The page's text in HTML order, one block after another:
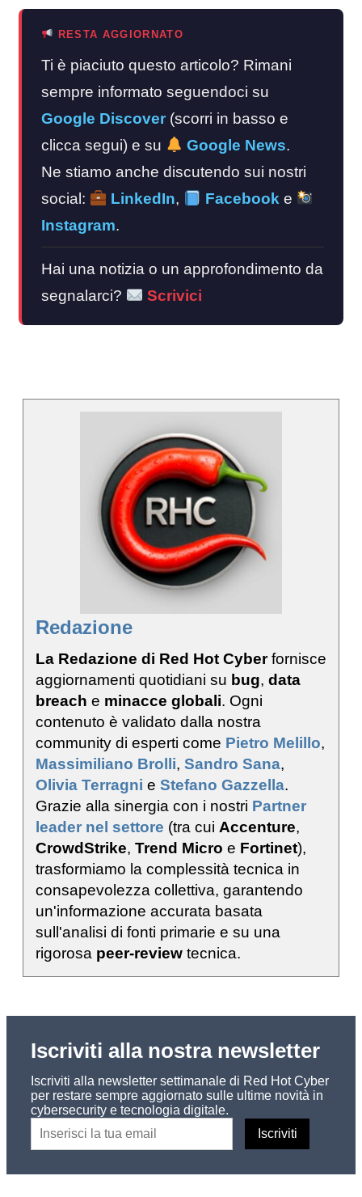
RESTA AGGIORNATO
Ti è piaciuto questo articolo? Rimani
sempre informato seguendoci su
Google Discover (scorri in basso e
clicca segui) e su
Google News.
Ne stiamo anche discutendo sui nostri
social:
LinkedIn, Facebook e
Instagram.
Hai una notizia o un approfondimento da
segnalarci?
Scrivici
Redazione
La Redazione di Red Hot Cyberfornisce
aggiornamenti quotidiani su bug, data
breach e minacce globali. Ogni
contenuto è validato dalla nostra
community di esperti come Pietro Melillo,
Massimiliano Brolli, Sandro Sana,
Olivia Terragni e Stefano Gazzella.
Grazie alla sinergia con i nostri Partner
leader nel settore (tra cui Accenture,
CrowdStrike, Trend Micro e Fortinet),
trasformiamo la complessità tecnica in
consapevolezza collettiva, garantendo
un'informazione accurata basata
sull'analisi di fonti primarie e su una
rigorosa peer-review tecnica.
Iscriviti alla nostra newsletter
Iscriviti alla newsletter settimanale di Red Hot Cyber
per restare sempre aggiornato sulle ultime novità in
cybersecurity e tecnologia digitale.